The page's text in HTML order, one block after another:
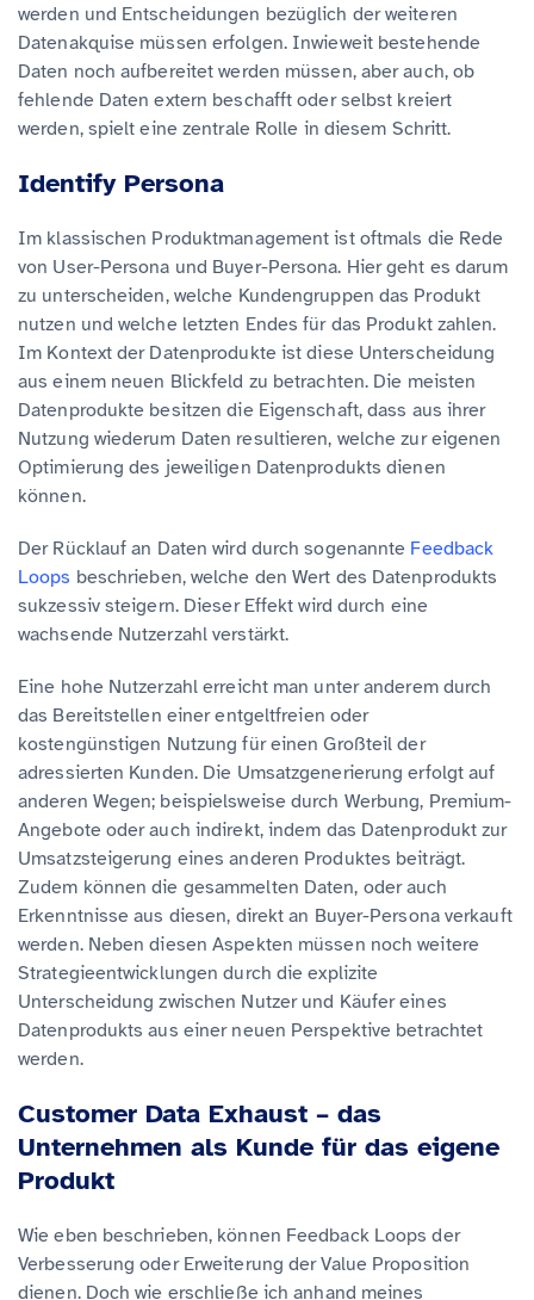
werden und Entscheidungen bezüglich der weiteren
Datenakquise müssen erfolgen. Inwieweit bestehende
Daten noch aufbereitet werden müssen, aber auch, ob
fehlende Daten extern beschafft oder selbst kreiert
werden, spielt eine zentrale Rolle in diesem Schritt.
Identify Persona
Im klassischen Produktmanagement ist oftmals die Rede
von User-Persona und Buyer-Persona. Hier geht es darum
zu unterscheiden, welche Kundengruppen das Produkt
nutzen und welche letzten Endes für das Produkt zahlen.
Im Kontext der Datenprodukte ist diese Unterscheidung
aus einem neuen Blickfeld zu betrachten. Die meisten
Datenprodukte besitzen die Eigenschaft, dass aus ihrer
Nutzung wiederum Daten resultieren, welche zur eigenen
Optimierung des jeweiligen Datenprodukts dienen
können.
Der Rücklauf an Daten wird durch sogenannte Feedback
Loops beschrieben, welche den Wert des Datenprodukts
sukzessiv steigern. Dieser Effekt wird durch eine
wachsende Nutzerzahl verstärkt.
Eine hohe Nutzerzahl erreicht man unter anderem durch
das Bereitstellen einer entgeltfreien oder
kostengünstigen Nutzung für einen Großteil der
adressierten Kunden. Die Umsatzgenerierung erfolgt auf
anderen Wegen; beispielsweise durch Werbung, Premium-
Angebote oder auch indirekt, indem das Datenprodukt zur
Umsatzsteigerung eines anderen Produktes beiträgt.
Zudem können die gesammelten Daten, oder auch
Erkenntnisse aus diesen, direkt an Buyer-Persona verkauft
werden. Neben diesen Aspekten müssen noch weitere
Strategieentwicklungen durch die explizite
Unterscheidung zwischen Nutzer und Käufer eines
Datenprodukts aus einer neuen Perspektive betrachtet
werden.
Customer Data Exhaust – das
Unternehmen als Kunde für das eigene
Produkt
Wie eben beschrieben, können Feedback Loops der
Verbesserung oder Erweiterung der Value Proposition
dienen. Doch wie erschließe ich anhand meines